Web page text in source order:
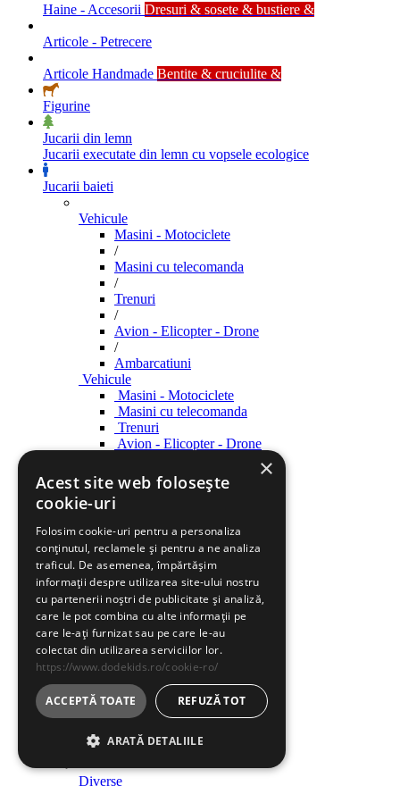
Haine - Accesorii Dresuri & sosete & bustiere &
Articole - Petrecere
Articole Handmade Bentite & cruciulite &
Figurine
Jucarii din lemn
Jucarii executate din lemn cu vopsele ecologice
Jucarii baieti
Vehicule
Masini - Motociclete
/
Masini cu telecomanda
/
Trenuri
/
Avion - Elicopter - Drone
/
Ambarcatiuni
Vehicule
Masini - Motociclete
Masini cu telecomanda
Trenuri
Avion - Elicopter - Drone
Roboti
Roboti
Creatie
Creatie
Indemanare
Indemanare
Arme
Arme
Parcari / Circuite
Parcari / Circuite
Jucarii rol
Jucarii rol
Diverse
×
Acest site web folosește
cookie-uri
Folosim cookie-uri pentru a personaliza
conținutul, reclamele și pentru a ne analiza
traficul. De asemenea, împărtășim
informații despre utilizarea site-ului nostru
cu partenerii noștri de publicitate și analiză,
care le pot combina cu alte informații pe
care le-ați furnizat sau pe care le-au
colectat din utilizarea serviciilor lor.
https://www.dodekids.ro/cookie-ro/
ACCEPTĂ TOATE REFUZĂ TOT
ARATĂ DETALIILE